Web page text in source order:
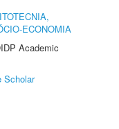
ECONOMIA
Academic
Scholar